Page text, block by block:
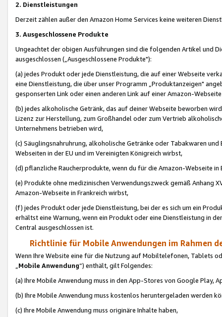
2. Dienstleistungen
Derzeit zählen außer den Amazon Home Services keine weiteren
3. Ausgeschlossene Produkte
Ungeachtet der obigen Ausführungen sind die folgenden Artikel und
ausgeschlossen („Ausgeschlossene Produkte"):
(a) jedes Produkt oder jede Dienstleistung, die auf einer Webseite
eine Dienstleistung, die über unser Programm „Produktanzeigen"
gesponserten Link oder einen anderen Link auf einer Amazon-
(b) jedes alkoholische Getränk, das auf deiner Webseite beworben
Lizenz zur Herstellung, zum Großhandel oder zum Vertrieb
Unternehmens betrieben wird,
(c) Säuglingsnahruhrung, alkoholische Getränke oder Tabakwaren
Webseiten in der EU und im Vereinigten Königreich wirbst,
(d) pflanzliche Raucherprodukte, wenn du für die Amazon-Webseite in
(e) Produkte ohne medizinischen Verwendungszweck gemäß Anhang
Amazon-Webseite in Frankreich wirbst,
(f) jedes Produkt oder jede Dienstleistung, bei der es sich um ein
erhältst eine Warnung, wenn ein Produkt oder eine Dienstleistung in
Central ausgeschlossen ist.
Richtlinie für Mobile Anwendungen im Rahmen
Wenn Ihre Website eine für die Nutzung auf Mobiltelefonen, Tablets
„Mobile Anwendung“) enthält, gilt Folgendes:
(a) Ihre Mobile Anwendung muss in den App-Stores von Google Play,
(b) Ihre Mobile Anwendung muss kostenlos heruntergeladen werden
(c) Ihre Mobile Anwendung muss originäre Inhalte haben,